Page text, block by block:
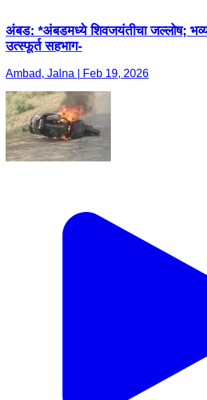
अंबड: *अंबडमध्ये शिवजयंतीचा जल्लोष; भव्य
उत्स्फूर्त सहभाग-
Ambad, Jalna | Feb 19, 2026